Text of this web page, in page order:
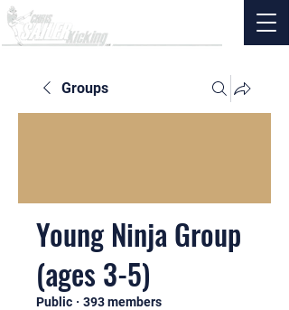
Groups
Young Ninja Group
(ages 3-5)
Public · 393 members